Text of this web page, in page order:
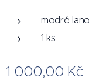
modré
1 ks
1 000,00 Kč